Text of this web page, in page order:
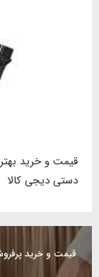
قیمت و خرید
دستی دیجی کالا
قیمت و خرید